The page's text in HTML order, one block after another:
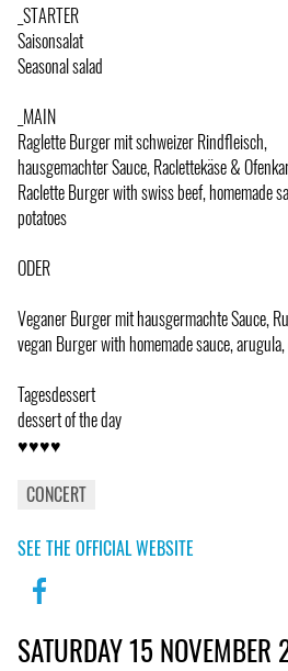
_STARTER
Saisonsalat
Seasonal salad
_MAIN
Raglette Burger mit schweizer Rindfleisch,
hausgemachter Sauce, Raclettekäse &
Raclette Burger with swiss beef, homemade
potatoes
ODER
Veganer Burger mit hausgermachte Sauce,
vegan Burger with homemade sauce,
Tagesdessert
dessert of the day
♥♥♥♥
CONCERT
SEE THE OFFICIAL WEBSITE
SATURDAY 15